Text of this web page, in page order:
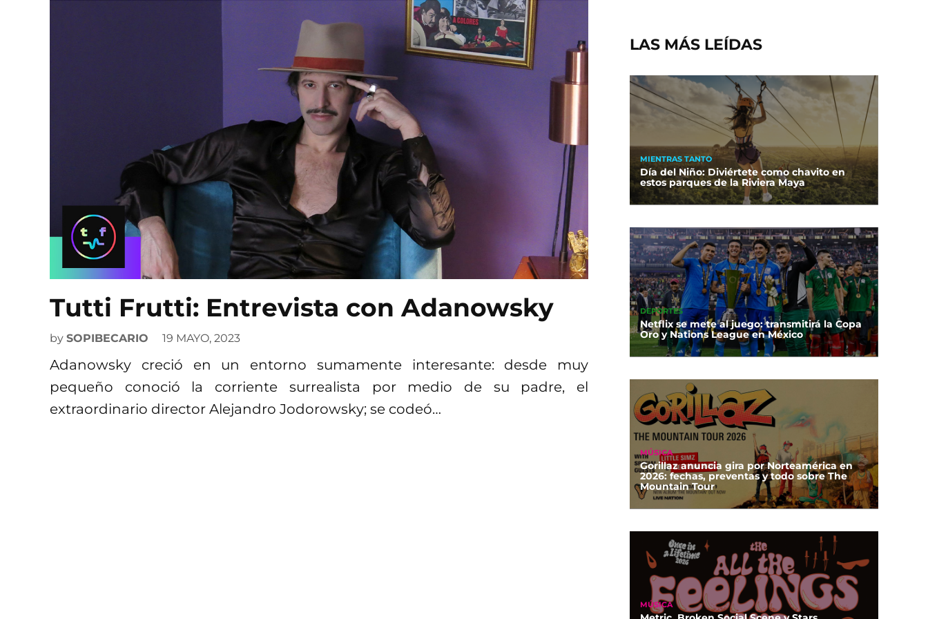
Tutti Frutti: Entrevista con Adanowsky
by SOPIBECARIO 19 MAYO, 2023
Adanowsky creció en un entorno sumamente interesante: desde muy
pequeño conoció la corriente surrealista por medio de su padre, el
extraordinario director Alejandro Jodorowsky; se codeó…
LAS MÁS LEÍDAS
MIENTRAS TANTO
Día del Niño: Diviértete como chavito en
estos parques de la Riviera Maya
DEPORTES
Netflix se mete al juego: transmitirá la Copa
Oro y Nations League en México
MÚSICA
Gorillaz anuncia gira por Norteamérica en
2026: fechas, preventas y todo sobre The
Mountain Tour
MÚSICA